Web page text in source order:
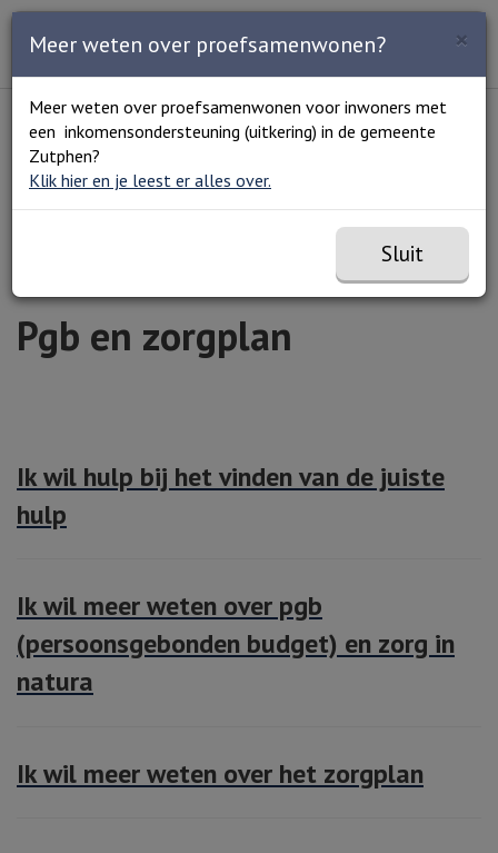
Open en sluit het
Menu
Lees voor
Uitleg woorden
Simpele tekst
Home Zorg en welzijn
zorgplan
Pgb en zorgplan
Ik wil hulp bij het vinden van de juiste
hulp
Ik wil meer weten over pgb
(persoonsgebonden budget) en zorg in
natura
Ik wil meer weten over het zorgplan
×
Meer weten over proefsamenwonen?
Meer weten over proefsamenwonen voor inwoners met
een inkomensondersteuning (uitkering) in de gemeente
Zutphen?
Klik hier en je leest er alles over.
Sluit